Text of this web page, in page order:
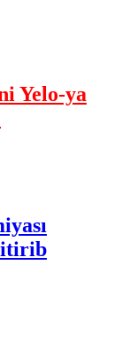
Yelo-ya
itirib